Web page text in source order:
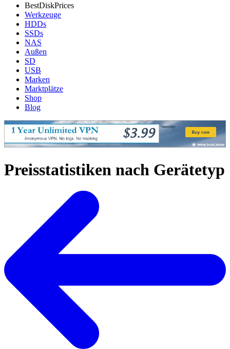
BestDiskPrices
Werkzeuge
HDDs
SSDs
NAS
Außen
SD
USB
Marken
Marktplätze
Shop
Blog
Preisstatistiken nach Gerätetyp